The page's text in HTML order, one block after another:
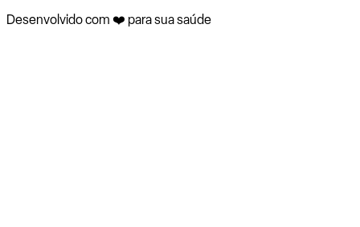
Desenvolvido com ❤️ para sua saúde